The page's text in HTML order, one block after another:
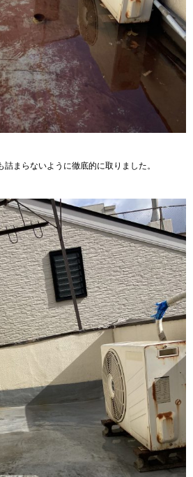
まらないように徹底的に取りました。